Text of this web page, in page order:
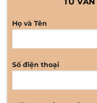
Họ và Tên
Số điện thoại